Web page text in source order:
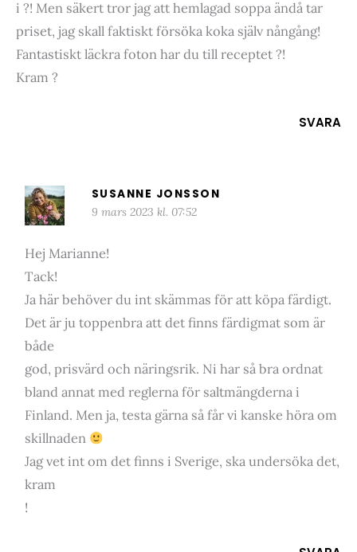
i ?! Men säkert tror jag att hemlagad soppa ändå tar
priset, jag skall faktiskt försöka koka själv nångång!
Fantastiskt läckra foton har du till receptet ?!
Kram ?
SVARA
SUSANNE JONSSON
9 mars 2023 kl. 07:52
Hej Marianne!
Tack!
Ja här behöver du int skämmas för att köpa färdigt.
Det är ju toppenbra att det finns färdigmat som är
både
god, prisvärd och näringsrik. Ni har så bra ordnat
bland annat med reglerna för saltmängderna i
Finland. Men ja, testa gärna så får vi kanske höra om
skillnaden
Jag vet int om det finns i Sverige, ska undersöka det,
kram
!